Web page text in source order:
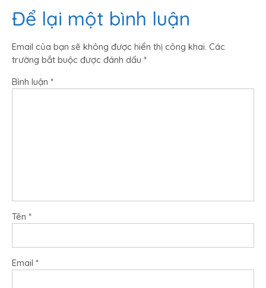
viết
Để lại một bình luận
Email của bạn sẽ không được hiển thị công khai. Các
trường bắt buộc được đánh dấu *
Bình luận *
Tên *
Email *